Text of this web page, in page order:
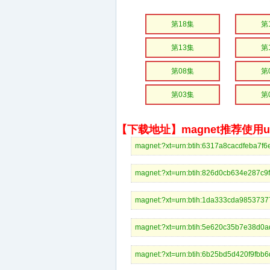
第18集 第
第13集 第
第08集 第
第03集 第
【下载地址】magnet推荐使